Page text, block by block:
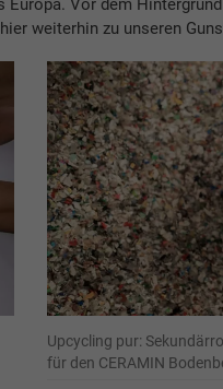
Vor dem
weiterhin zu unseren
Upcycling pur:
für den CERAMIN